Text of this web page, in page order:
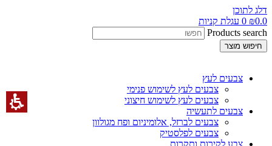
דלג לתוכן
₪0.0
0 עגלת קניות
Products search
חיפוש מוצר
צבעים לעץ
צבעים לעץ לשימוש פנימי
צבעים לעץ לשימוש חיצוני
צבעים לתעשיה
צבעים לברזל, אלומיניום ופח מגולוון
צבעים לפלסטיק
צבע לקירות ותקרות